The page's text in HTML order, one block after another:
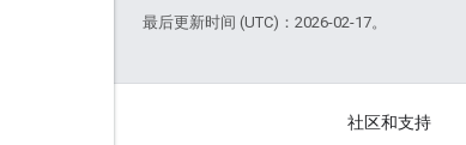
最后更新时间 (UTC)：2026-02-17。
社区和支持